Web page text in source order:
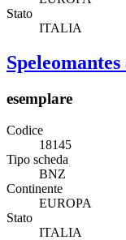
Stato
ITALIA
esemplare
Codice
18145
Tipo scheda
BNZ
Continente
EUROPA
Stato
ITALIA